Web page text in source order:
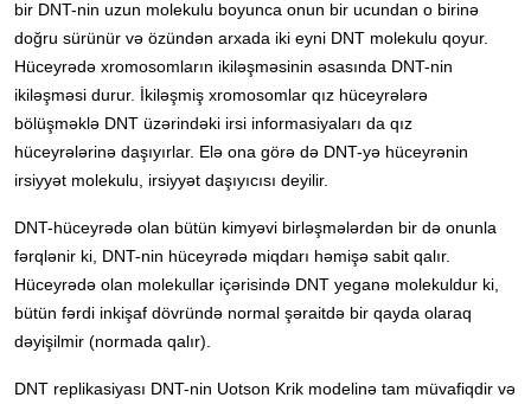
bir DNT-nin uzun molekulu boyunca onun bir ucundan o birinə
doğru sürünür və özündən arxada iki eyni DNT molekulu qoyur.
Hüceyrədə xromosomların ikiləşməsinin əsasında DNT-nin
ikiləşməsi durur. İkiləşmiş xromosomlar qız hüceyrələrə
bölüşməklə DNT üzərindəki irsi informasiyaları da qız
hüceyrələrinə daşıyırlar. Elə ona görə də DNT-yə hüceyrənin
irsiyyət molekulu, irsiyyət daşıyıcısı deyilir.
DNT-hüceyrədə olan bütün kimyəvi birləşmələrdən bir də onunla
fərqlənir ki, DNT-nin hüceyrədə miqdarı həmişə sabit qalır.
Hüceyrədə olan molekullar içərisində DNT yeganə molekuldur ki,
bütün fərdi inkişaf dövründə normal şəraitdə bir qayda olaraq
dəyişilmir (normada qalır).
DNT replikasiyası DNT-nin Uotson Krik modelinə tam müvafiqdir və